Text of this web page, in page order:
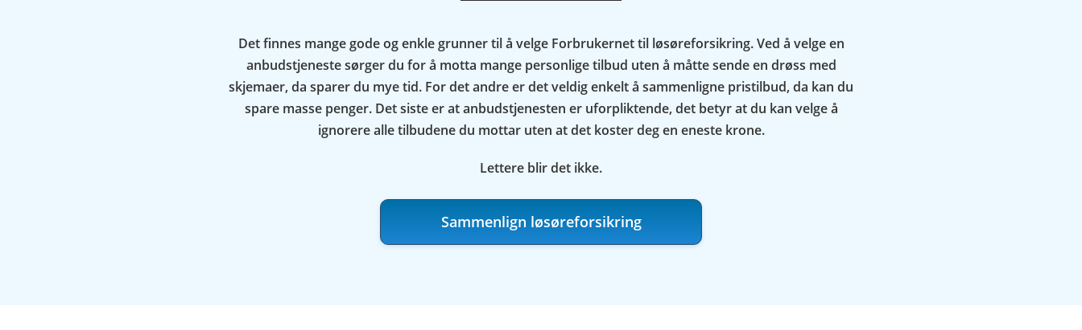
Det finnes mange gode og enkle grunner til å velge Forbrukernet til løsøreforsikring. Ved å velge en
anbudstjeneste sørger du for å motta mange personlige tilbud uten å måtte sende en drøss med
skjemaer, da sparer du mye tid. For det andre er det veldig enkelt å sammenligne pristilbud, da kan du
spare masse penger. Det siste er at anbudstjenesten er uforpliktende, det betyr at du kan velge å
ignorere alle tilbudene du mottar uten at det koster deg en eneste krone.
Lettere blir det ikke.
Sammenlign løsøreforsikring